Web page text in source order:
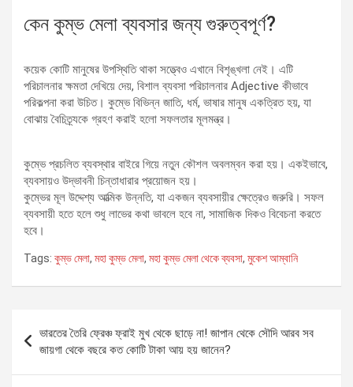
কেন কুম্ভ মেলা ব্যবসার জন্য গুরুত্বপূর্ণ?
কয়েক কোটি মানুষের উপস্থিতি থাকা সত্ত্বেও এখানে বিশৃঙ্খলা নেই। এটি
পরিচালনার ক্ষমতা দেখিয়ে দেয়, বিশাল ব্যবসা পরিচালনার Adjective কীভাবে
পরিকল্পনা করা উচিত। কুম্ভে বিভিন্ন জাতি, ধর্ম, ভাষার মানুষ একত্রিত হয়, যা
বোঝায় বৈচিত্র্যকে গ্রহণ করাই হলো সফলতার মূলমন্ত্র।
কুম্ভে প্রচলিত ব্যবস্থার বাইরে গিয়ে নতুন কৌশল অবলম্বন করা হয়। একইভাবে,
ব্যবসায়ও উদ্ভাবনী চিন্তাধারার প্রয়োজন হয়।
কুম্ভের মূল উদ্দেশ্য আত্মিক উন্নতি, যা একজন ব্যবসায়ীর ক্ষেত্রেও জরুরি। সফল
ব্যবসায়ী হতে হলে শুধু লাভের কথা ভাবলে হবে না, সামাজিক দিকও বিবেচনা করতে
হবে।
Tags: কুম্ভ মেলা, মহা কুম্ভ মেলা, মহা কুম্ভ মেলা থেকে ব্যবসা, মুকেশ আম্বানি
navigation
ভারতের তৈরি ফ্রেঞ্চ ফ্রাই মুখ থেকে ছাড়ে না! জাপান থেকে সৌদি আরব সব
জায়গা থেকে বছরে কত কোটি টাকা আয় হয় জানেন?